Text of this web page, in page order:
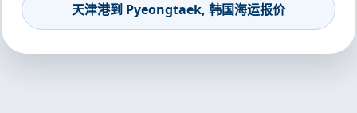
天津港到 Pyeongtaek, 韩国海运报价